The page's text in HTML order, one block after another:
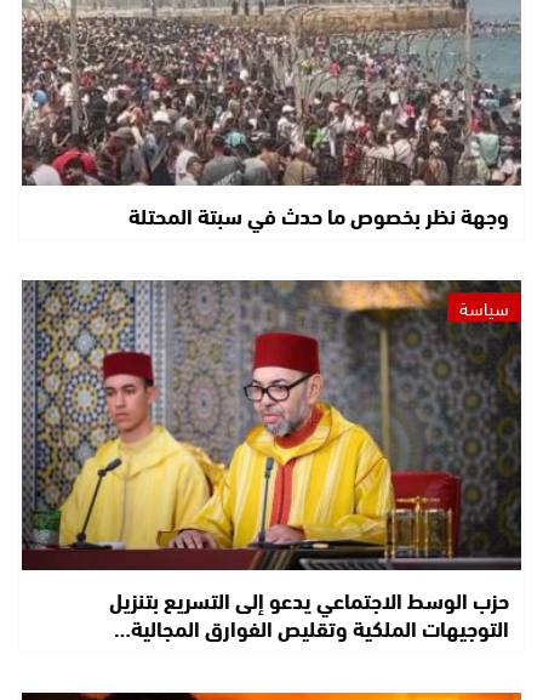
وجهة نظر بخصوص ما حدث في سبتة المحتلة
سياسة
حزب الوسط الاجتماعي يدعو إلى التسريع بتنزيل
التوجيهات الملكية وتقليص الفوارق المجالية…